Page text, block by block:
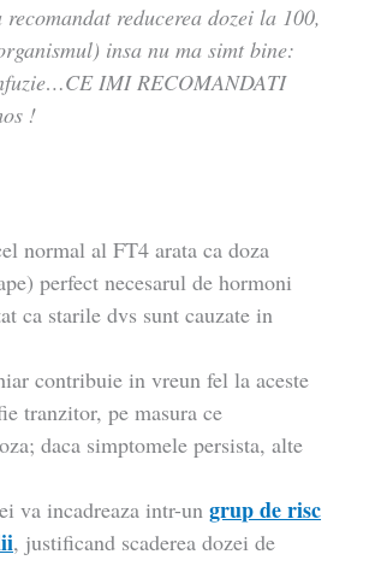
reducerea dozei la 100,
insa nu ma simt bine:
IMI RECOMANDATI
!
normal al FT4 arata ca doza
perfect necesarul de hormoni
ca starile dvs sunt cauzate in
contribuie in vreun fel la aceste
tranzitor, pe masura ce
daca simptomele persista, alte
va incadreaza intr-ungrup de risc
, justificand scaderea dozei de